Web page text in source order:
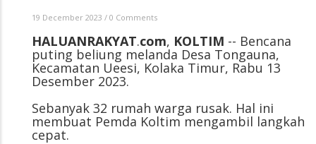
19 December 2023 / 0 Comments
HALUANRAKYAT.com, KOLTIM -- Bencana
puting beliung melanda Desa Tongauna,
Kecamatan Ueesi, Kolaka Timur, Rabu 13
Desember 2023.
Sebanyak 32 rumah warga rusak. Hal ini
membuat Pemda Koltim mengambil langkah
cepat.